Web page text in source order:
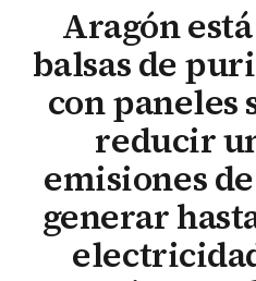
Aragón
balsas de
con paneles
reducir
emisiones
generar